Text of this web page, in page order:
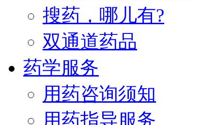
搜药，哪儿有?
双通道药品
药学服务
用药咨询须知
用药指导服务